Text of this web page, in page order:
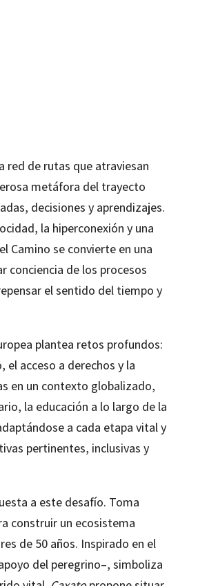
red de rutas que atraviesan
metáfora del trayecto
decisiones y aprendizajes.
la hiperconexión y una
Camino se convierte en una
conciencia de los procesos
el sentido del tiempo y
plantea retos profundos:
el acceso a derechos y la
en un contexto globalizado,
la educación a lo largo de la
a cada etapa vital y
pertinentes, inclusivas y
a este desafío. Toma
construir un ecosistema
de 50 años. Inspirado en el
del peregrino–, simboliza